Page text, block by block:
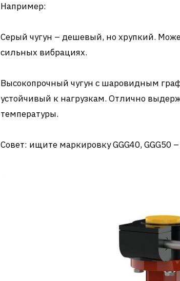
Например:
Серый чугун – дешевый, но хрупкий.
сильных вибрациях.
Высокопрочный чугун с шаровидным
устойчивый к нагрузкам. Отлично
температуры.
Совет: ищите маркировку GGG40, GGG50